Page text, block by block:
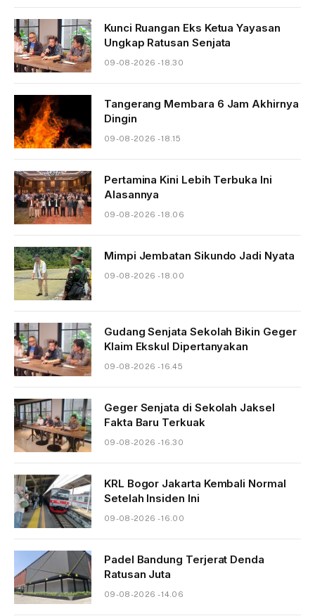
Kunci Ruangan Eks Ketua Yayasan
Ungkap Ratusan Senjata
09-08-2026 - 18.30
Tangerang Membara 6 Jam Akhirnya
Dingin
09-08-2026 - 18.15
Pertamina Kini Lebih Terbuka Ini
Alasannya
09-08-2026 - 18.06
Mimpi Jembatan Sikundo Jadi Nyata
09-08-2026 - 18.00
Gudang Senjata Sekolah Bikin Geger
Klaim Ekskul Dipertanyakan
09-08-2026 - 16.45
Geger Senjata di Sekolah Jaksel
Fakta Baru Terkuak
09-08-2026 - 16.30
KRL Bogor Jakarta Kembali Normal
Setelah Insiden Ini
09-08-2026 - 16.00
Padel Bandung Terjerat Denda
Ratusan Juta
09-08-2026 - 14.06